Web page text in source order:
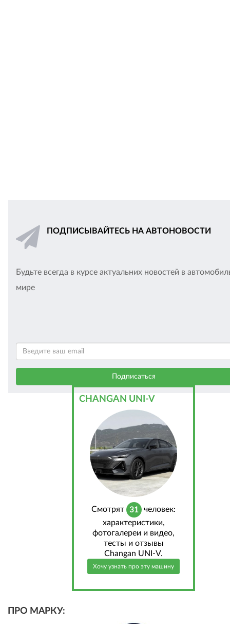
ПОДПИСЫВАЙТЕСЬ НА АВТОНОВОСТИ
Будьте всегда в курсе актуальних новостей в
мире
CHANGAN UNI-V
Cмотрят 31
человек:
характеристики,
фотогалереи и видео,
тесты и отзывы
Changan UNI-V.
Хочу узнать про эту машину
ПРО МАРКУ: